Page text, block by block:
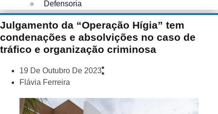
Defensoria
Julgamento da “Operação Hígia” tem
condenações e absolvições no caso de
tráfico e organização criminosa
19 De Outubro De 2023
Flávia Ferreira